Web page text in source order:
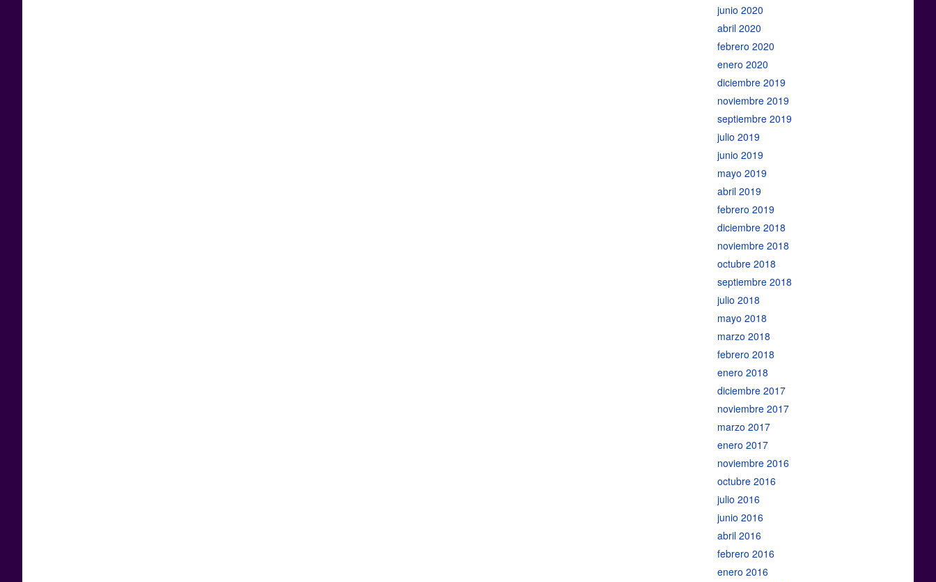
junio 2020
abril 2020
febrero 2020
enero 2020
diciembre 2019
noviembre 2019
septiembre 2019
julio 2019
junio 2019
mayo 2019
abril 2019
febrero 2019
diciembre 2018
noviembre 2018
octubre 2018
septiembre 2018
julio 2018
mayo 2018
marzo 2018
febrero 2018
enero 2018
diciembre 2017
noviembre 2017
marzo 2017
enero 2017
noviembre 2016
octubre 2016
julio 2016
junio 2016
abril 2016
febrero 2016
enero 2016